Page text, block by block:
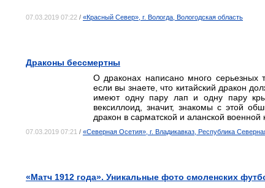
07.03.2019 07:22 / «Красный Север», г. Вологда, Вологодская область
Драконы бессмертны
О драконах написано много серьезных
если вы знаете, что китайский дракон
имеют одну пару лап и одну пару
вексиллоид, значит, знакомы с этой
дракон в сарматской и аланской военной
07.03.2019 07:21 / «Северная Осетия», г. Владикавказ, Республика
«Матч 1912 года». Уникальные фото смоленских